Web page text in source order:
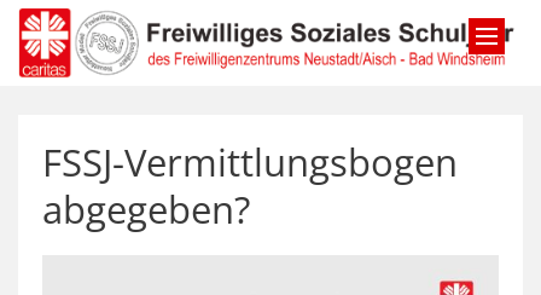
Zum Inhalt springen
FSSJ-Vermittlungsbogen
abgegeben?